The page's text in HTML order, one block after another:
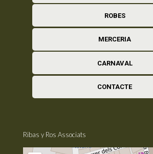
ROBES
MERCERIA
CARNAVAL
CONTACTE
Ribas y Ros Associats